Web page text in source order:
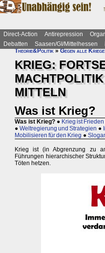
Direct-Action Antirepression
Debatten
Saasen/GI/Mittelhessen
Theorie&Politik»Gegen alle
KRIEG:
MITTELN
Was ist Krieg?
Was ist Krieg? ● Krieg ist Frieden
● Weltregierung und Strategien ●
Mobilisieren für den Krieg ●
Krieg ist (in Abgrenzung zu
Führungen hierarchischer
Töten hetzen.